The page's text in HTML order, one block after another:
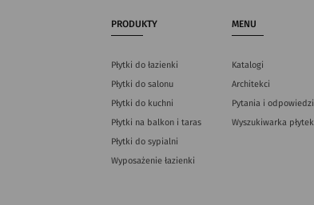
PRODUKTY
Płytki do łazienki
Płytki do salonu
Płytki do kuchni
Płytki na balkon i taras
Płytki do sypialni
Wyposażenie łazienki
MENU
Katalogi
Architekci
Pytania i odpowiedzi
Wyszukiwarka płytek